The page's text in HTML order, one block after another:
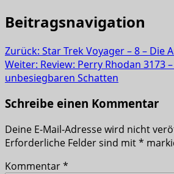
Beitragsnavigation
Zurück: Star Trek Voyager – 8 – Die
Weiter: Review: Perry Rhodan 3173
unbesiegbaren Schatten
Schreibe einen Kommentar
Deine E-Mail-Adresse wird nicht
Erforderliche Felder sind mit*
Kommentar*